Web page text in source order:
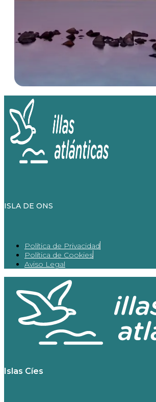
ISLA DE ONS
Política de Privacidad
Política de Cookies
Aviso Legal
Islas Cíes